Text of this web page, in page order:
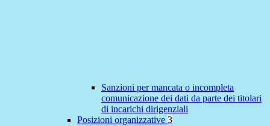
Sanzioni per mancata o incompleta
comunicazione dei dati da parte dei titolari
di incarichi dirigenziali
Posizioni organizzative 3